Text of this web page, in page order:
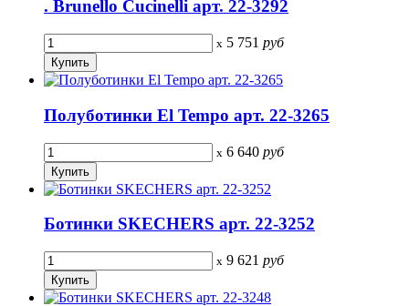
. Brunello Cucinelli арт. 22-3292
x 5 751 руб
Полуботинки El Tempo арт. 22-3265
x 6 640 руб
Ботинки SKECHERS арт. 22-3252
x 9 621 руб